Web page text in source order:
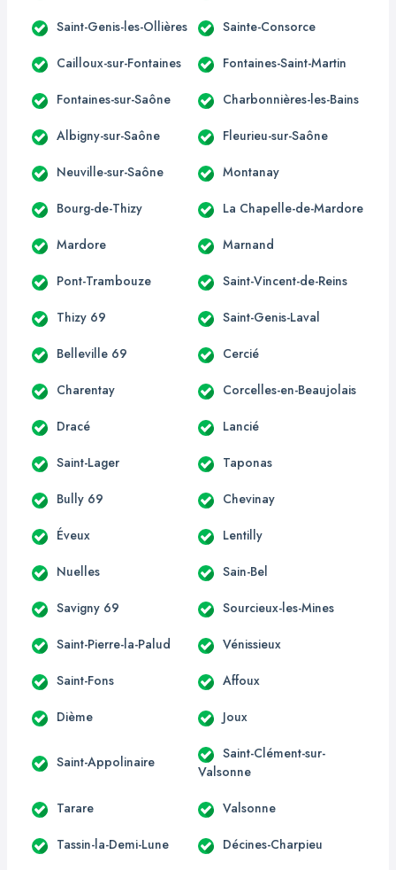
Saint-Genis-les-Ollières Sainte-Consorce
Cailloux-sur-Fontaines Fontaines-Saint-Martin
Fontaines-sur-Saône Charbonnières-les-Bains
Albigny-sur-Saône Fleurieu-sur-Saône
Neuville-sur-Saône Montanay
Bourg-de-Thizy La Chapelle-de-Mardore
Mardore Marnand
Pont-Trambouze Saint-Vincent-de-Reins
Thizy 69 Saint-Genis-Laval
Belleville 69 Cercié
Charentay Corcelles-en-Beaujolais
Dracé Lancié
Saint-Lager Taponas
Bully 69 Chevinay
Éveux Lentilly
Nuelles Sain-Bel
Savigny 69 Sourcieux-les-Mines
Saint-Pierre-la-Palud Vénissieux
Saint-Fons Affoux
Dième Joux
Saint-Appolinaire
Saint-Clément-sur-
Valsonne
Tarare Valsonne
Tassin-la-Demi-Lune Décines-Charpieu